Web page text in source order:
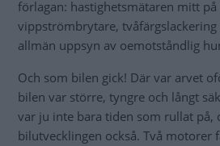
förlagan: hastighetsmätaren mitt
vippströmbrytare,
allmän uppsyn av oemotståndlig
Och som bilen gick! Där var arvet
bilen var större, tyngre och långt
var ju inte bara tiden som rullat på,
bilutvecklingen också. Två motorer